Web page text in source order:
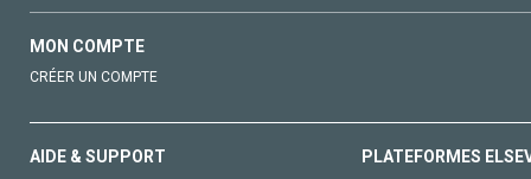
MON COMPTE
CRÉER UN COMPTE
AIDE & SUPPORT PLATEFORMES